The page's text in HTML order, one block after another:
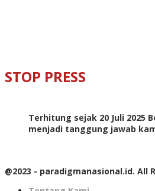
STOP PRESS
Terhitung sejak 20 Juli
menjadi tanggung jawab
@2023 - paradigmanasional.id. All